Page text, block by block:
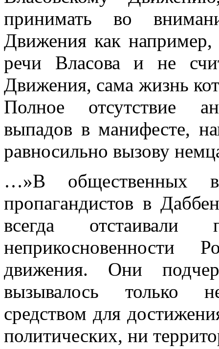
принимать во
Движения как
речи Власова и не
Движения, сама жизнь
Полное отсутствие
выпадов в манифесте,
равносильно вызову
…»В общественных
пропагандистов в
всегда отстаивали
неприкосновенности
движения. Они
вызывалось только
средством для
политических, ни